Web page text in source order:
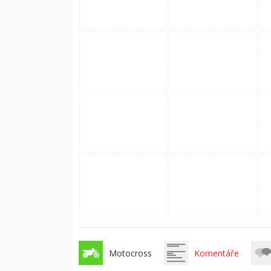
Motocross Komentáře